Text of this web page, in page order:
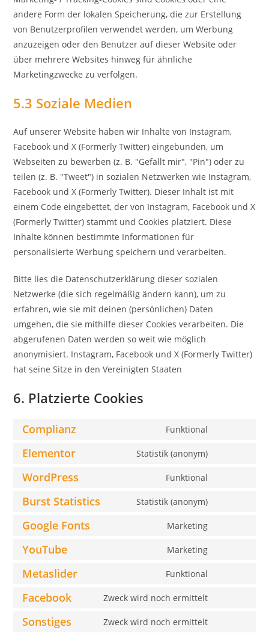
andere Form der lokalen Speicherung, die zur Erstellung
von Benutzerprofilen verwendet werden, um Werbung
anzuzeigen oder den Benutzer auf dieser Website oder
über mehrere Websites hinweg für ähnliche
Marketingzwecke zu verfolgen.
5.3 Soziale Medien
Auf unserer Website haben wir Inhalte von Instagram,
Facebook und X (Formerly Twitter) eingebunden, um
Webseiten zu bewerben (z. B. "Gefällt mir", "Pin") oder zu
teilen (z. B. "Tweet") in sozialen Netzwerken wie Instagram,
Facebook und X (Formerly Twitter). Dieser Inhalt ist mit
einem Code eingebettet, der von Instagram, Facebook und X
(Formerly Twitter) stammt und Cookies platziert. Diese
Inhalte können bestimmte Informationen für
personalisierte Werbung speichern und verarbeiten.
Bitte lies die Datenschutzerklärung dieser sozialen
Netzwerke (die sich regelmäßig ändern kann), um zu
erfahren, wie sie mit deinen (persönlichen) Daten
umgehen, die sie mithilfe dieser Cookies verarbeiten. Die
abgerufenen Daten werden so weit wie möglich
anonymisiert. Instagram, Facebook und X (Formerly Twitter)
hat seine Sitze in den Vereinigten Staaten
6. Platzierte Cookies
Complianz Funktional
Elementor Statistik (anonym)
WordPress Funktional
Burst Statistics Statistik (anonym)
Google Fonts Marketing
YouTube Marketing
Metaslider Funktional
Facebook Zweck wird noch ermittelt
Sonstiges Zweck wird noch ermittelt